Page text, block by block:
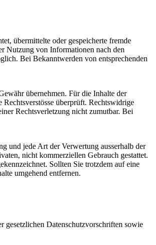
übermittelte oder gespeicherte fremde
Nutzung von Informationen nach den
Bei Bekanntwerden von entsprechenden
übernehmen. Für die Inhalte der
überprüft. Rechtswidrige
Rechtsverletzung nicht zumutbar. Bei
und jede Art der Verwertung ausserhalb der
nicht kommerziellen Gebrauch gestattet.
Sollten Sie trotzdem auf eine
umgehend entfernen.
gesetzlichen Datenschutzvorschriften sowie